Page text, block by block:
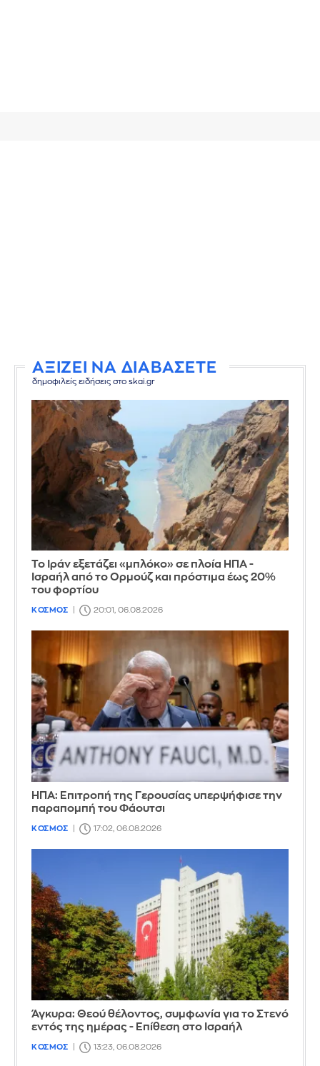
ΑΞΙΖΕΙ ΝΑ ΔΙΑΒΑΣΕΤΕ
δημοφιλείς ειδήσεις στο skai.gr
Το Ιράν εξετάζει «μπλόκο» σε πλοία ΗΠΑ -
Ισραήλ από το Ορμούζ και πρόστιμα έως 20%
του φορτίου
ΚΟΣΜΟΣ 20:01, 06.08.2026
ΗΠΑ: Επιτροπή της Γερουσίας υπερψήφισε την
παραπομπή του Φάουτσι
ΚΟΣΜΟΣ 17:02, 06.08.2026
Άγκυρα: Θεού θέλοντος, συμφωνία για το Στενό
εντός της ημέρας - Επίθεση στο Ισραήλ
ΚΟΣΜΟΣ 13:23, 06.08.2026